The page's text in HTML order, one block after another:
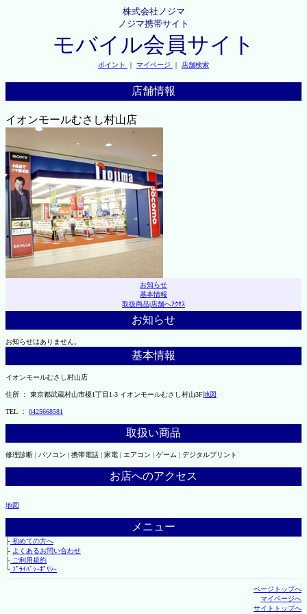
株式会社ノジマ
ノジマ携帯サイト
モバイル会員サイト
ポイント ｜ マイページ ｜ 店舗検索
店舗情報
イオンモールむさし村山店
お知らせ
基本情報
取扱商品|店舗へｱｸｾｽ
お知らせ
お知らせはありません。
基本情報
イオンモールむさし村山店
住所 ： 東京都武蔵村山市榎1丁目1-3 イオンモールむさし村山3F地図
TEL ： 0425668581
取扱い商品
修理診断 | パソコン | 携帯電話 | 家電 | エアコン | ゲーム | デジタルプリント
お店へのアクセス
地図
メニュー
├初めての方へ
├ よくあるお問い合わせ
├ご利用規約
└ﾌﾟﾗｲﾊﾞｼｰﾎﾟﾘｼｰ
ページトップへ
マイページへ
サイトトップへ